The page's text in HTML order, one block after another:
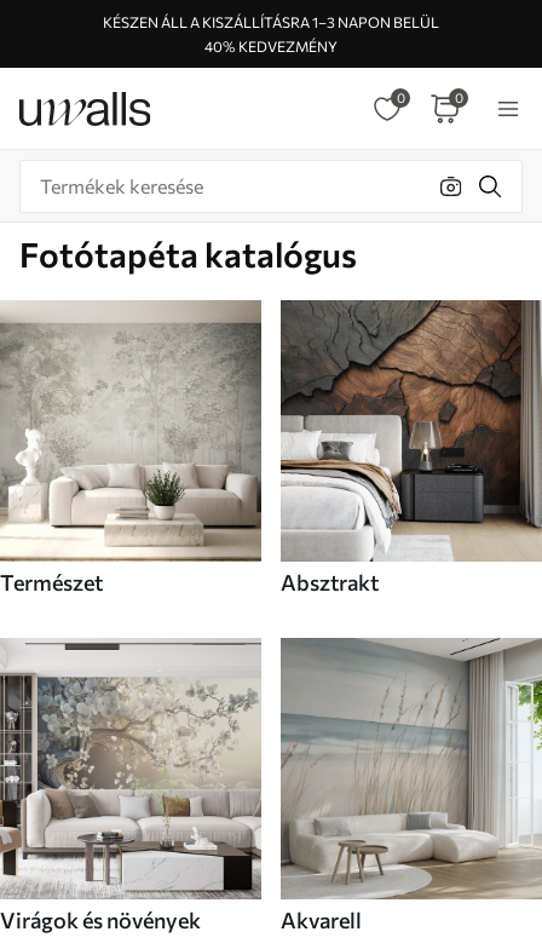
KÉSZEN ÁLL A KISZÁLLÍTÁSRA 1–3 NAPON BELÜL
40% KEDVEZMÉNY
0 0
Fotótapéta katalógus
Természet Absztrakt
Virágok és növények Akvarell